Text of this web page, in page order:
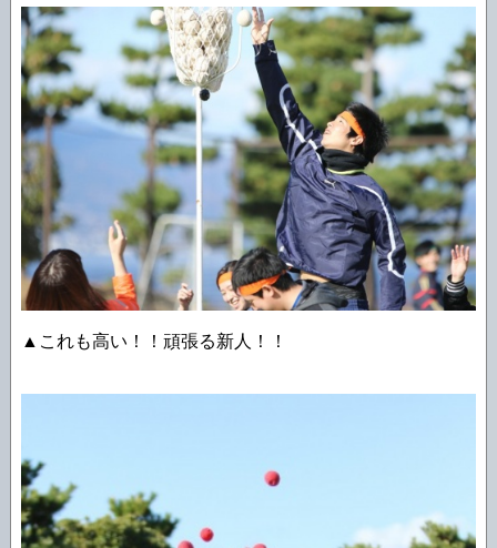
▲これも高い！！頑張る新人！！